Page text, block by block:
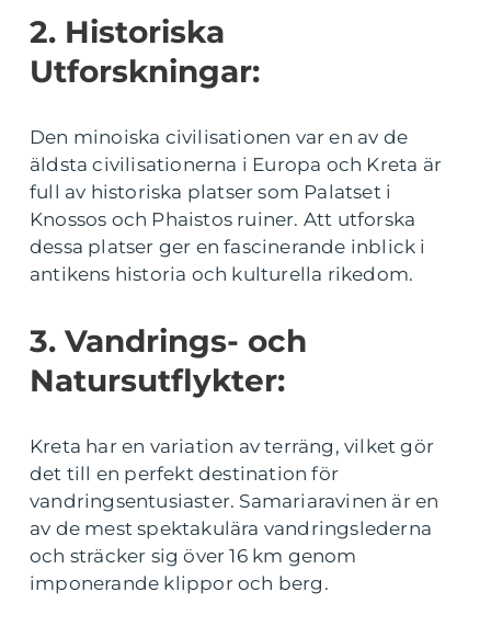
2. Historiska
Utforskningar:
Den minoiska civilisationen var en av de
äldsta civilisationerna i Europa och Kreta är
full av historiska platser som Palatset i
Knossos och Phaistos ruiner. Att utforska
dessa platser ger en fascinerande inblick i
antikens historia och kulturella rikedom.
3. Vandrings- och
Natursutflykter:
Kreta har en variation av terräng, vilket gör
det till en perfekt destination för
vandringsentusiaster. Samariaravinen är en
av de mest spektakulära vandringslederna
och sträcker sig över 16 km genom
imponerande klippor och berg.